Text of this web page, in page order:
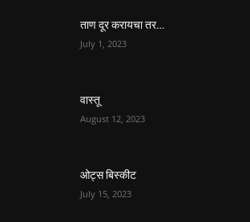
ताण दूर करायचा तर…
July 1, 2023
वास्तू
August 12, 2023
ओट्स बिस्कीट
July 15, 2023